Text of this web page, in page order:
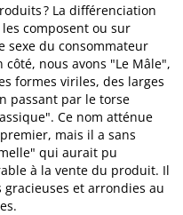
? La différenciation
composent ou sur
sexe du consommateur
nous avons "Le Mâle",
formes viriles, des larges
passant par le torse
Ce nom atténue
mais il a sans
qui aurait pu
à la vente du produit. Il
et arrondies au